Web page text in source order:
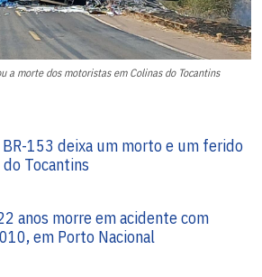
a morte dos motoristas em Colinas do Tocantins
153 deixa um morto e um ferido
Tocantins
anos morre em acidente com
em Porto Nacional